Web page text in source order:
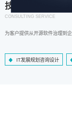
技术咨询服务
CONSULTING SERVICE
为客户提供从开源软件治理到
IT发展规划咨询设计